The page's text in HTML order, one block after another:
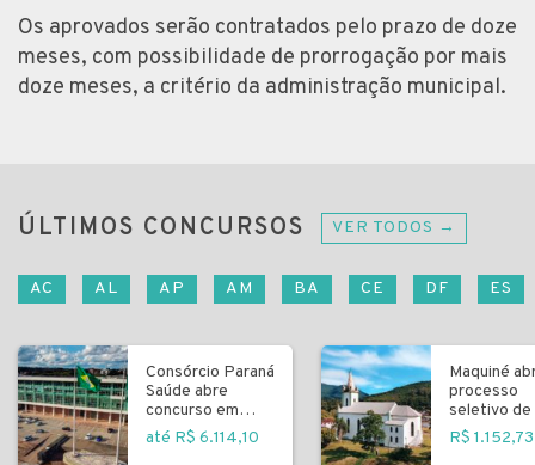
Os aprovados serão contratados pelo prazo de doze
meses, com possibilidade de prorrogação por mais
doze meses, a critério da administração municipal.
ÚLTIMOS CONCURSOS VER TODOS →
AC AL AP AM BA CE DF ES
Consórcio Paraná
Saúde abre
concurso em
Curitiba
até R$ 6.114,10
Maquiné
processo
seletivo de
R$ 1.152,73